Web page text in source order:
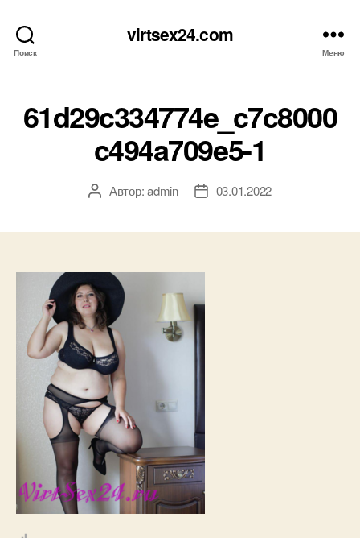
Поиск
virtsex24.com
Меню
61d29c334774e_c7c8000
c494a709e5-1
АвторАвтор:admin
Дата03.01.2022